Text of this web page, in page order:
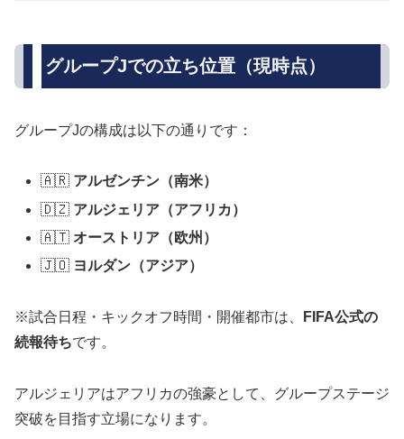
グループJでの立ち位置（現時点）
グループJの構成は以下の通りです：
🇦🇷 アルゼンチン（南米）
🇩🇿 アルジェリア（アフリカ）
🇦🇹 オーストリア（欧州）
🇯🇴 ヨルダン（アジア）
※試合日程・キックオフ時間・開催都市は、
FIFA公式の
続報待ちです。
アルジェリアはアフリカの強豪として、グループステージ
突破を目指す立場になります。